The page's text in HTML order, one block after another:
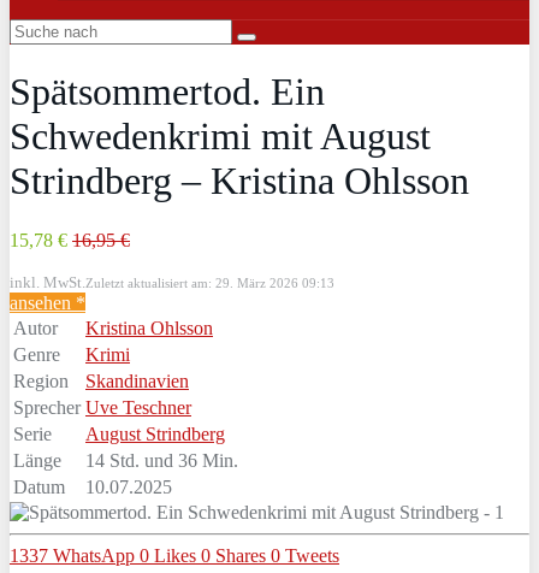
Spätsommertod. Ein
Schwedenkrimi mit August
Strindberg – Kristina Ohlsson
15,78 € 16,95 €
inkl. MwSt. Zuletzt aktualisiert am: 29. März 2026 09:13
ansehen *
Autor
Kristina Ohlsson
Genre
Krimi
Region
Skandinavien
Sprecher Uve Teschner
Serie
August Strindberg
Länge
14 Std. und 36 Min.
Datum
10.07.2025
1337 WhatsApp 0 Likes 0 Shares 0 Tweets